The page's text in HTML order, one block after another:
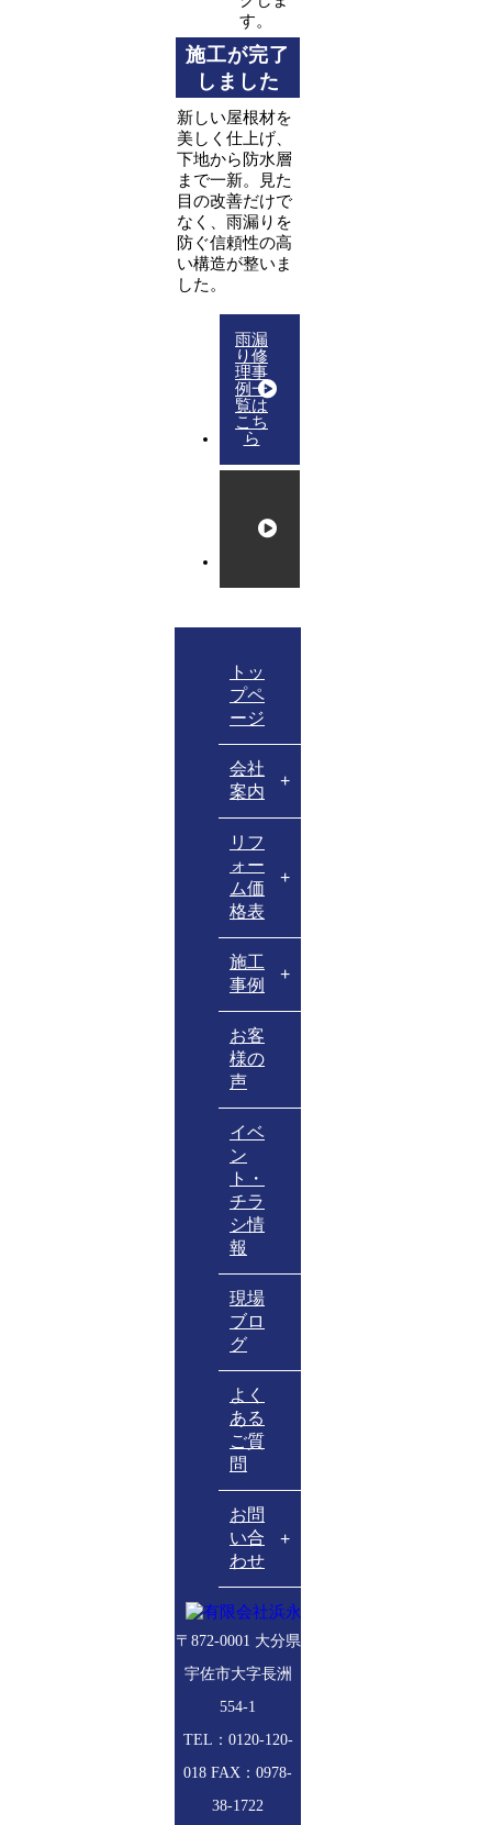
す。
施工が完了
しました
新しい屋根材を
美しく仕上げ、
下地から防水層
まで一新。見た
目の改善だけで
なく、雨漏りを
防ぐ信頼性の高
い構造が整いま
した。
雨漏
り修
理事
例一
覧は
こち
ら
トッ
プペ
ージ
会社
案内
リフ
ォー
ム価
格表
施工
事例
お客
様の
声
イベ
ン
ト・
チラ
シ情
報
現場
ブロ
グ
よく
ある
ご質
問
お問
い合
わせ
〒872-0001 大分県
宇佐市大字長洲
554-1
TEL：0120-120-
018 FAX：0978-
38-1722